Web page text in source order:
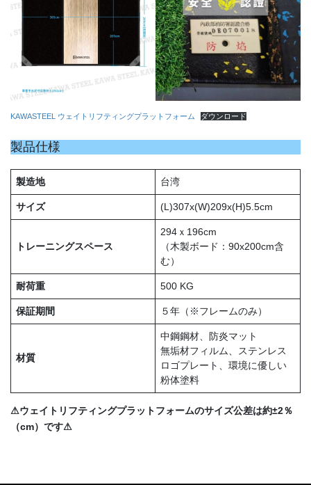
KAWASTEEL ウェイトリフティングプラットフォーム ダウンロード
製品仕様
製造地 台湾
サイズ (L)307x(W)209x(H)5.5cm
トレーニングスペース
294ｘ196cm
（木製ボード：90x200cm含
む）
耐荷重 500 KG
保証期間 ５年（※フレームのみ）
材質
中鋼鋼材、防炎マット
無垢材フィルム、ステンレス
ロゴプレート、環境に優しい
粉体塗料
⚠ウェイトリフティングプラットフォームのサイズ公差は約±2％
（cm）です⚠